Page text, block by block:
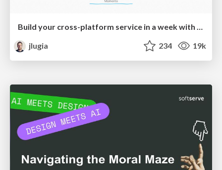
Build your cross-platform service in a week with App Engine
jlugia
234 19k